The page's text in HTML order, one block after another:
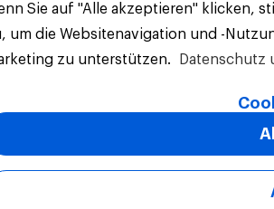
Sie auf "Alle akzeptieren" klicken,
um die Websitenavigation und -
zu unterstützen.
Datenschutz